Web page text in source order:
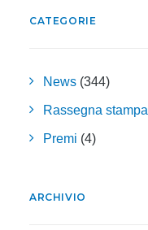
CATEGORIE
News (344)
Rassegna stampa
Premi (4)
ARCHIVIO